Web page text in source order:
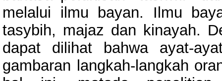
melalui ilmu bayan. Ilmu
tasybih, majaz dan kinayah.
dapat dilihat bahwa ayat-
gambaran langkah-langkah